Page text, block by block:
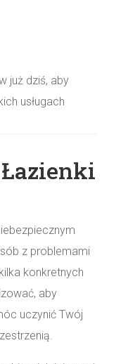
już dziś, aby
usługach
z problemami
konkretnych
aby
uczynić Twój